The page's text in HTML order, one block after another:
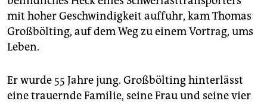
mit hoher Geschwindigkeit auffuhr, kam Thomas
Großbölting, auf dem Weg zu einem Vortrag, ums
Leben.
Er wurde 55 Jahre jung. Großbölting hinterlässt
eine trauernde Familie, seine Frau und seine vier